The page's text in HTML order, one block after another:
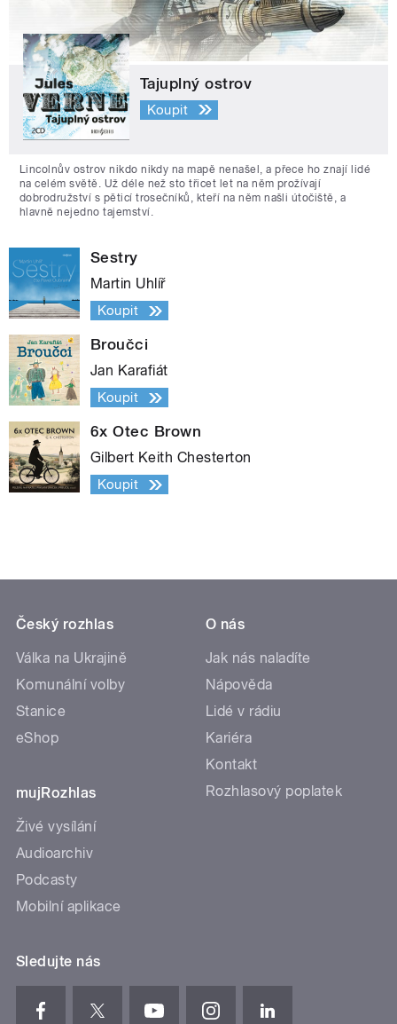
Tajuplný ostrov
Koupit
Lincolnův ostrov nikdo nikdy na mapě nenašel, a přece ho znají lidé
na celém světě. Už déle než sto třicet let na něm prožívají
dobrodružství s pěticí trosečníků, kteří na něm našli útočiště, a
hlavně nejedno tajemství.
Sestry
Martin Uhlíř
Koupit
Broučci
Jan Karafiát
Koupit
6x Otec Brown
Gilbert Keith Chesterton
Koupit
Český rozhlas
Válka na Ukrajině
Komunální volby
Stanice
eShop
mujRozhlas
Živé vysílání
Audioarchiv
Podcasty
Mobilní aplikace
O nás
Jak nás naladíte
Nápověda
Lidé v rádiu
Kariéra
Kontakt
Rozhlasový poplatek
Sledujte nás